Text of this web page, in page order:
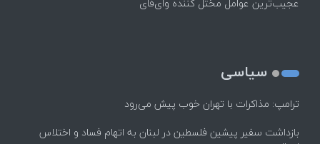
سیاسی
ترامپ: مذاکرات با تهران خوب پیش می‌رود
بازداشت سفیر پیشین فلسطین در لبنان به اتهام فساد و اختلاس